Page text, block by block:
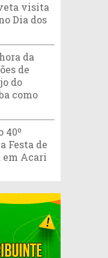
visita
Dia dos
da
de
do
como
40º
Festa de
em Acari